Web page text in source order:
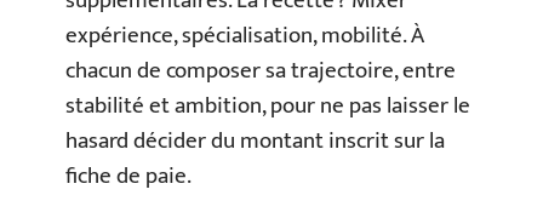
expérience, spécialisation, mobilité. À
chacun de composer sa trajectoire, entre
stabilité et ambition, pour ne pas laisser le
hasard décider du montant inscrit sur la
fiche de paie.